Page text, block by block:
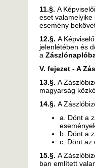
11.§. A
eset
esemény
12.§. A
jelenlétében és
a
V. fejezet - A
13.§. A
magyarság
14.§. A
a. Dönt a
b. Dönt a
c. Dönt az
15.§. A
ban említett